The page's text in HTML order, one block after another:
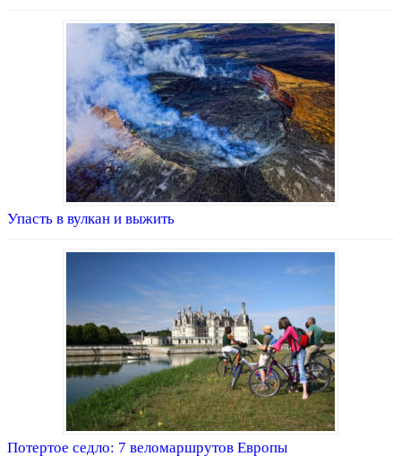
Упасть в вулкан и выжить
Потертое седло: 7 веломаршрутов Европы